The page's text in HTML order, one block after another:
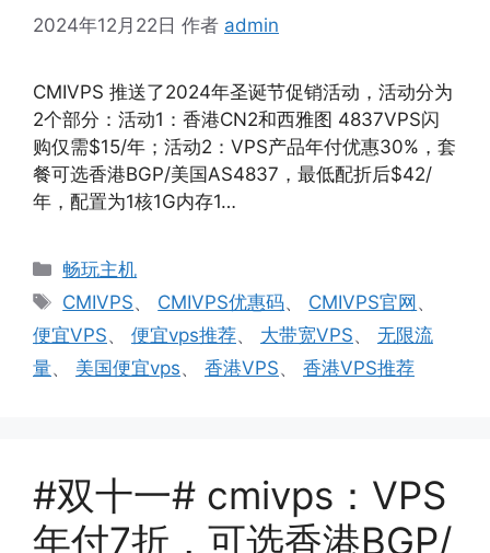
2024年12月22日 作者 admin
CMIVPS 推送了2024年圣诞节促销活动，活动分为
2个部分：活动1：香港CN2和西雅图 4837VPS闪
购仅需$15/年；活动2：VPS产品年付优惠30%，套
餐可选香港BGP/美国AS4837，最低配折后$42/
年，配置为1核1G内存1…
分
类
畅玩主机
标
签
CMIVPS、 CMIVPS优惠码、 CMIVPS官网、
便宜VPS、 便宜vps推荐、 大带宽VPS、 无限流
量、 美国便宜vps、 香港VPS、 香港VPS推荐
#双十一# cmivps：VPS
年付7折，可选香港BGP/